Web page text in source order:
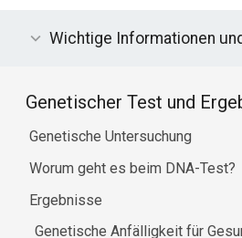
Wichtige Informationen
Genetischer Test und
Genetische Untersuchung
Worum geht es beim DNA-Test?
Ergebnisse
Genetische Anfälligkeit für